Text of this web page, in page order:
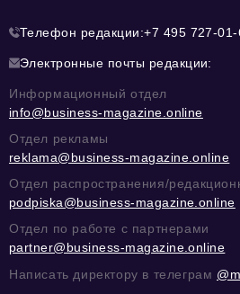
Телефон редакции:+7 495 727-01-
Электронные почты редакции:
Информационный отдел
info@business-magazine.online
Отдел рекламы
reklama@business-magazine.online
Отдел распространения/
podpiska@business-magazine.online
Отдел по работе с партнерами
partner@business-magazine.online
Написать директору в телеграм